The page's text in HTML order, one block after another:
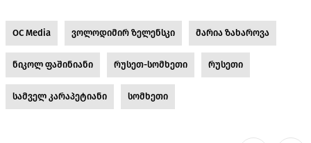
OC Media ვოლოდიმირ ზელენსკი მარია ზახაროვა
ნიკოლ ფაშინიანი რუსეთ-სომხეთი რუსეთი
სამველ კარაპეტიანი სომხეთი